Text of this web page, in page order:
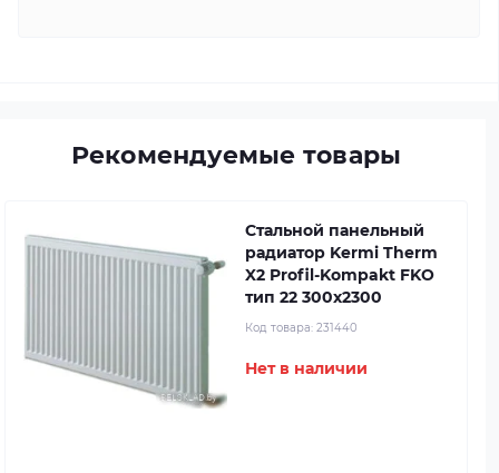
Рекомендуемые товары
Стальной панельный
радиатор Kermi Therm
X2 Profil-Kompakt FKO
тип 22 300x2300
Код товара: 231440
Нет в наличии